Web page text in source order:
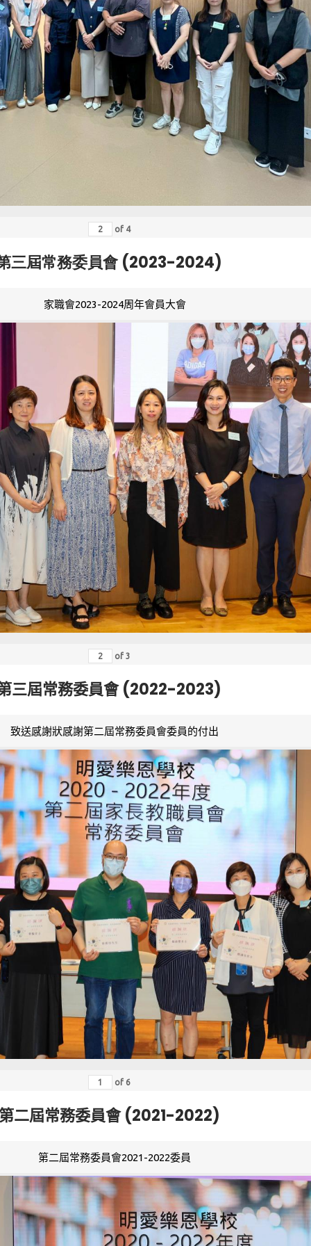
of 4
三屆常務委員會 (2023-2024)
家職會2023-2024周年會員大會
of 3
三屆常務委員會 (2022-2023)
致送感謝狀感謝第二屆常務委員會委員的付出
of 6
二屆常務委員會 (2021-2022)
第二屆常務委員會2021-2022委員